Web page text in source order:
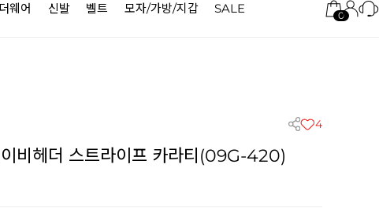
웨어 신발 벨트 모자/가방/지갑 SALE 0
4
비헤더 스트라이프 카라티(09G-420)